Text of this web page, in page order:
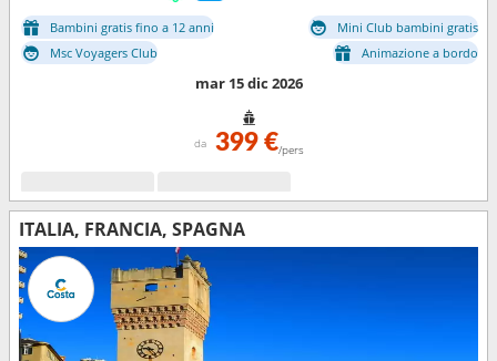
Bambini gratis fino a 12 anni
Mini Club bambini gratis
Msc Voyagers Club
Animazione a bordo
mar 15 dic 2026
da 399 €/pers
ITALIA, FRANCIA, SPAGNA